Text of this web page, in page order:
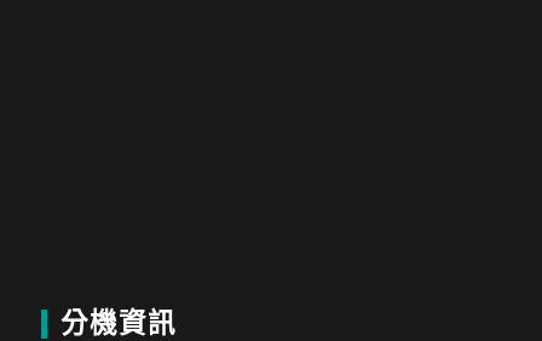
分機資訊